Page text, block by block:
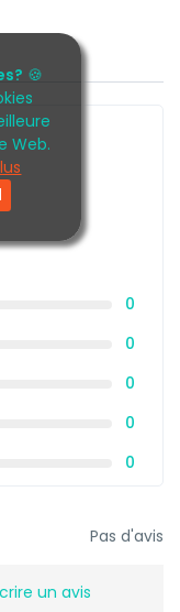
🍪
Web.
0
0
0
0
0
Pas d'avis
un avis